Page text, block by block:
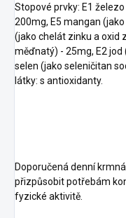
Stopové prvky: E1
200mg, E5 mangan
(jako chelát zinku a oxid
měďnatý) - 25mg, E2 jod
selen (jako seleničitan
látky: s antioxidanty.
Doporučená denní
přizpůsobit potřebám
fyzické aktivitě.